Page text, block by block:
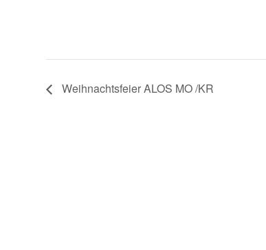
Weihnachtsfeier ALOS MO /KR